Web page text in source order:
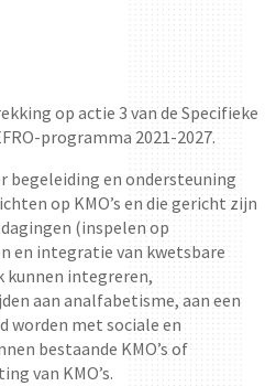
op actie 3 van de Specifieke
programma 2021-2027.
begeleiding en ondersteuning
op KMO’s en die gericht zijn
(inspelen op
en integratie van kwetsbare
kunnen integreren,
aan analfabetisme, aan een
worden met sociale en
bestaande KMO’s of
van KMO’s.